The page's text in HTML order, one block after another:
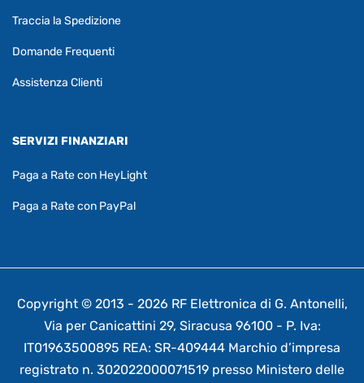
Traccia la Spedizione
Domande Frequenti
Assistenza Clienti
SERVIZI FINANZIARI
Paga a Rate con HeyLight
Paga a Rate con PayPal
Copyright © 2013 - 2026 RF Elettronica di G. Antonelli,
Via per Canicattini 29, Siracusa 96100 - P. Iva:
IT01963500895 REA: SR-409444 Marchio d’impresa
registrato n. 302022000071519 presso Ministero delle